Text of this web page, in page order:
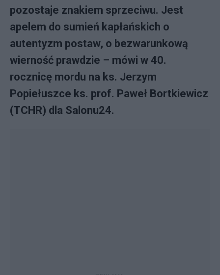
pozostaje znakiem sprzeciwu. Jest
apelem do sumień kapłańskich o
autentyzm postaw, o bezwarunkową
wierność prawdzie – mówi w 40.
rocznicę mordu na ks. Jerzym
Popiełuszce ks. prof. Paweł Bortkiewicz
(TCHR) dla Salonu24.